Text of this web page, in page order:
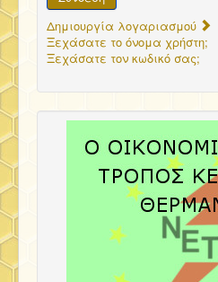
Δημιουργία λογαριασμού
Ξεχάσατε το όνομα χρήστη;
Ξεχάσατε τον κωδικό σας;